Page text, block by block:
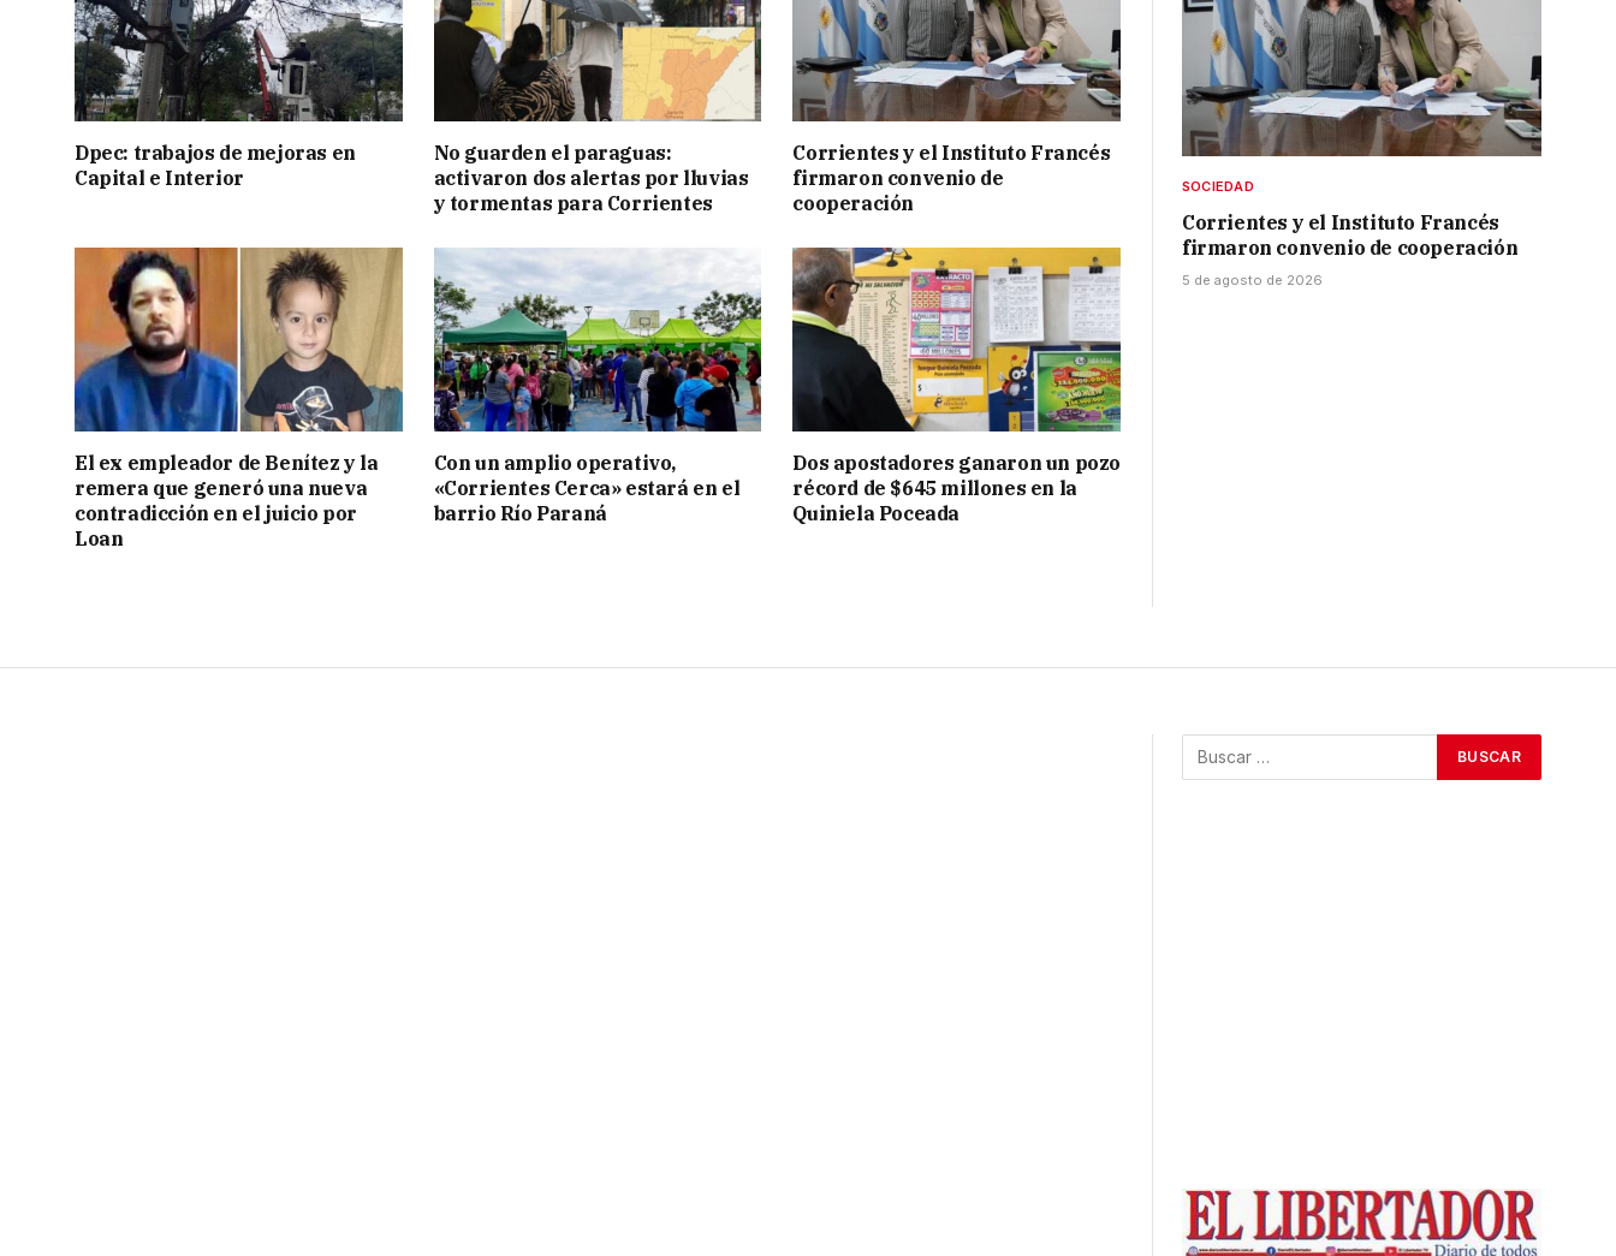
Dpec: trabajos de mejoras en
Capital e Interior
No guarden el paraguas:
activaron dos alertas por lluvias
y tormentas para Corrientes
Corrientes y el Instituto Francés
firmaron convenio de
cooperación
El ex empleador de Benítez y la
remera que generó una nueva
contradicción en el juicio por
Loan
Con un amplio operativo,
«Corrientes Cerca» estará en el
barrio Río Paraná
Dos apostadores ganaron un pozo
récord de $645 millones en la
Quiniela Poceada
SOCIEDAD
Corrientes y el Instituto Francés
firmaron convenio de cooperación
5 de agosto de 2026